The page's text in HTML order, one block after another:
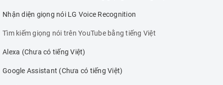
Nhận diện giọng nói LG Voice Recognition
Tìm kiếm giọng nói trên YouTube bằng tiếng Việt
Alexa (Chưa có tiếng Việt)
Google Assistant (Chưa có tiếng Việt)